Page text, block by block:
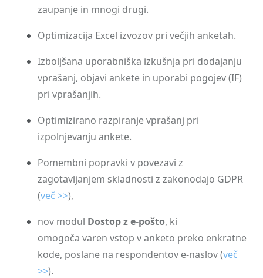
zaupanje in mnogi drugi.
Optimizacija Excel izvozov pri večjih anketah.
Izboljšana uporabniška izkušnja pri dodajanju
vprašanj, objavi ankete in uporabi pogojev (IF)
pri vprašanjih.
Optimizirano razpiranje vprašanj pri
izpolnjevanju ankete.
Pomembni popravki v povezavi z
zagotavljanjem skladnosti z zakonodajo GDPR
(več >>),
nov modul Dostop z e-pošto, ki
omogoča varen vstop v anketo preko enkratne
kode, poslane na respondentov e-naslov (več
>>).